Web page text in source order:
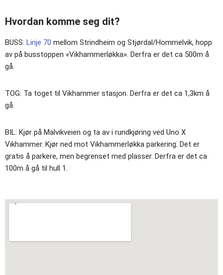
Hvordan komme seg dit?
BUSS: Linje 70 mellom Strindheim og Stjørdal/Hommelvik, hopp
av på busstoppen «Vikhammerløkka». Derfra er det ca 500m å
gå.
TOG: Ta toget til Vikhammer stasjon. Derfra er det ca 1,3km å
gå.
BIL: Kjør på Malvikveien og ta av i rundkjøring ved Uno X
Vikhammer. Kjør ned mot Vikhammerløkka parkering. Det er
gratis å parkere, men begrenset med plasser. Derfra er det ca
100m å gå til hull 1.